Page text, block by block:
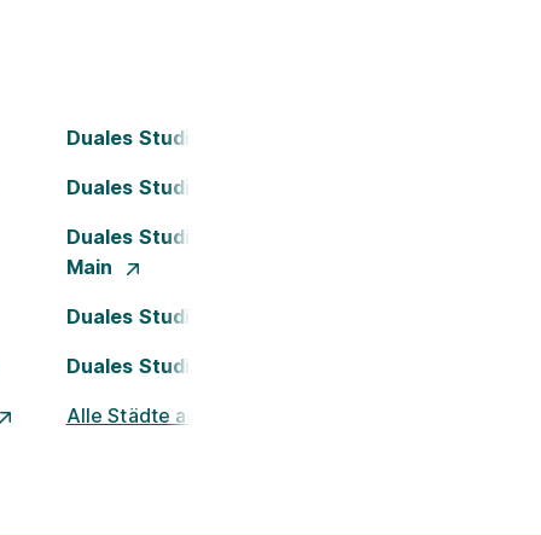
Duales Studium Bielefeld
Duales Studium Darmstadt
Duales Studium Frankfurt am
Main
Duales Studium Köln
Duales Studium Nürnberg
Alle Städte ansehen